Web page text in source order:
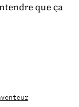
que ça